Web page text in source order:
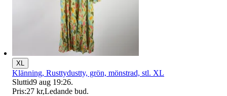
XL
Klänning, Rusttydustty, grön, mönstrad, stl. XL
Sluttid9 aug 19:26.
Pris:27 kr,Ledande bud.